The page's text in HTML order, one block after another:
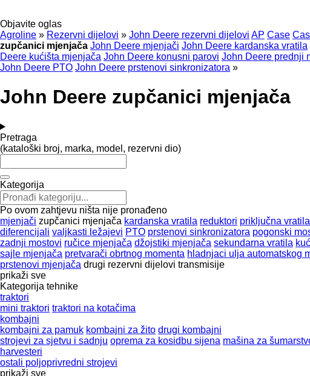
Objavite oglas
Agroline » Rezervni dijelovi » John Deere rezervni dijelovi AP Case
zupčanici mjenjača John Deere mjenjači John Deere kardanska vratila
Deere kućišta mjenjača John Deere konusni parovi John Deere prednji
John Deere PTO John Deere prstenovi sinkronizatora »
John Deere zupčanici mjenjača
Pretraga
(kataloški broj, marka, model, rezervni dio)
Kategorija
Po ovom zahtjevu ništa nije pronađeno
mjenjači zupčanici mjenjača kardanska vratila reduktori priključna vratila
diferencijali valjkasti ležajevi PTO prstenovi sinkronizatora pogonski
zadnji mostovi ručice mjenjača džojstiki mjenjača sekundarna vratila
sajle mjenjača pretvarači obrtnog momenta hladnjaci ulja automatskog
prstenovi mjenjača drugi rezervni dijelovi transmisije
prikaži sve
Kategorija tehnike
traktori
mini traktori traktori na kotačima
kombajni
kombajni za pamuk kombajni za žito drugi kombajni
strojevi za sjetvu i sadnju oprema za kosidbu sijena mašina za
harvesteri
ostali poljoprivredni strojevi
prikaži sve